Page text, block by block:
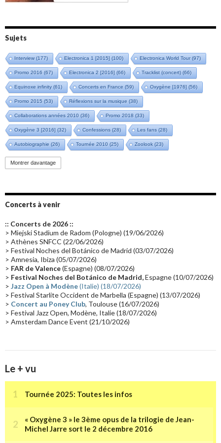
Sujets
Interview(177) Electronica 1 [2015] (100) Electronica World Tour(97)
Promo 2016 (67) Electronica 2 [2016] (66) Tracklist (concert) (66)
Equinoxe infinity(61) Concerts en France (59) Oxygène [1976] (56)
Promo 2015 (53) Réflexions sur la musique (38)
Collaborations années 2010 (36) Promo 2018 (33)
Oxygène 3 [2016] (32) Confessions (28) Les fans (28)
Autobiographie (26) Tournée 2010 (25) Zoolook (23)
Promo 2019(23)
Groupe de Recherche Musicale
Passages radio Vidéo Jarrecast (16) Synthé 80's
Les concerts en Chine(16) Cinéma
Synthé Roland(15) Belgique(15)
(14) Astronomie (14)
Tournée 2025(14) 2024(14) Chine(13)
Montrer davantage
Concerts à venir
:: Concerts de 2026 ::
> Miejski Stadium de Radom (Pologne) (19/06/2026)
> Athènes SNFCC (22/06/2026)
> Festival Noches del Botánico de Madrid (03/07/2026)
> Amnesia, Ibiza (05/07/2026)
> FAR de Valence(Espagne) (08/07/2026)
> Festival Noches del Botánico de Madrid,Espagne (10/07/2026)
> Jazz Open à Modène(Italie) (18/07/2026)
> Festival Starlite Occident de Marbella (Espagne) (13/07/2026)
> Concert au Poney Club, Toulouse (16/07/2026)
> Festival Jazz Open, Modène, Italie (18/07/2026)
> Amsterdam Dance Event (21/10/2026)
Le + vu